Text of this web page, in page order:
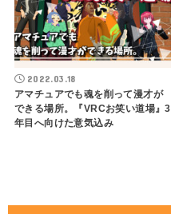
2022.03.18
アマチュアでも魂を削って漫才が
できる場所。『VRCお笑い道場』3
年目へ向けた意気込み